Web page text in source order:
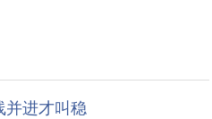
并进才叫稳